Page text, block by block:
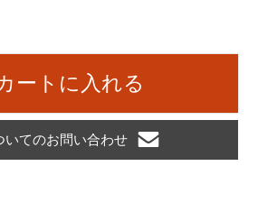
ートに入れる
いてのお問い合わせ